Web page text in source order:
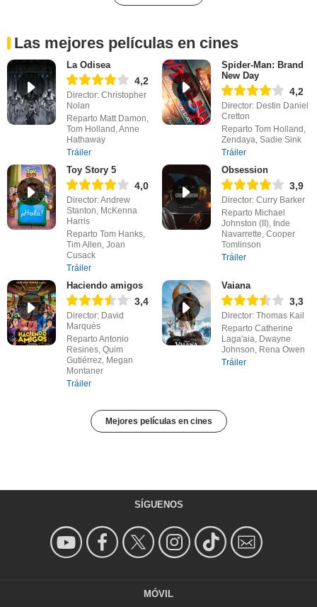
Las mejores películas en cines
La Odisea
4,2
Director: Christopher
Nolan
Reparto Matt Damon,
Tom Holland, Anne
Hathaway
Tráiler
Spider-Man: Brand
New Day
4,2
Director: Destin Daniel
Cretton
Reparto Tom Holland,
Zendaya, Sadie Sink
Tráiler
Toy Story 5
4,0
Director: Andrew
Stanton, McKenna
Harris
Reparto Tom Hanks,
Tim Allen, Joan
Cusack
Tráiler
Obsession
3,9
Director: Curry Barker
Reparto Michael
Johnston (II), Inde
Navarrette, Cooper
Tomlinson
Tráiler
Haciendo amigos
3,4
Director: David
Marqués
Reparto Antonio
Resines, Quim
Gutiérrez, Megan
Montaner
Tráiler
Vaiana
3,3
Director: Thomas Kail
Reparto Catherine
Laga'aia, Dwayne
Johnson, Rena Owen
Tráiler
Mejores películas en cines
SÍGUENOS
MÓVIL